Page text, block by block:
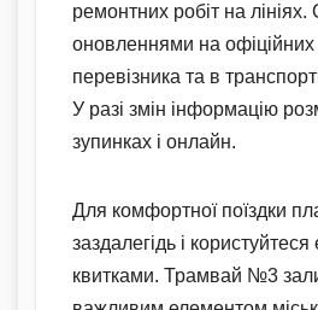
ремонтних робіт на лініях.
оновленнями на офіційних
перевізника та в
У разі змін інформацію
зупинках і онлайн.
Для комфортної поїздки
заздалегідь і
квитками. Трамвай №3